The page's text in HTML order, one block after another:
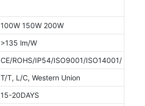
100W 150W 200W
>135 lm/W
CE/ROHS/IP54/ISO9001/ISO14001/
T/T, L/C, Western Union
15-20DAYS